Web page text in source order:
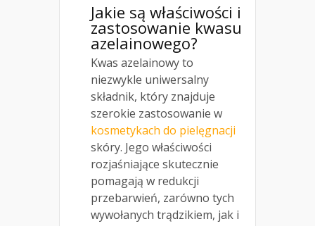
Jakie są właściwości i
zastosowanie kwasu
azelainowego?
Kwas azelainowy to
niezwykle uniwersalny
składnik, który znajduje
szerokie zastosowanie w
kosmetykach do pielęgnacji
skóry. Jego właściwości
rozjaśniające skutecznie
pomagają w redukcji
przebarwień, zarówno tych
wywołanych trądzikiem, jak i